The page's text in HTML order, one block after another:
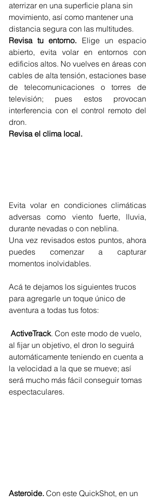
aterrizar en una superficie plana sin
movimiento, así como mantener una
distancia segura con las multitudes.
Revisa tu entorno. Elige un espacio
abierto, evita volar en entornos con
edificios altos. No vuelves en áreas con
cables de alta tensión, estaciones base
de telecomunicaciones o torres de
televisión; pues estos provocan
interferencia con el control remoto del
dron.
Revisa el clima local.
Evita volar en condiciones climáticas
adversas como viento fuerte, lluvia,
durante nevadas o con neblina.
Una vez revisados estos puntos, ahora
puedes comenzar a capturar
momentos inolvidables.
Acá te dejamos los siguientes trucos
para agregarle un toque único de
aventura a todas tus fotos:
ActiveTrack. Con este modo de vuelo,
al fijar un objetivo, el dron lo seguirá
automáticamente teniendo en cuenta a
la velocidad a la que se mueve; así
será mucho más fácil conseguir tomas
espectaculares.
Asteroide. Con este QuickShot, en un